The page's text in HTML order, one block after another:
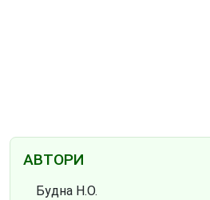
АВТОРИ
Будна Н.О.